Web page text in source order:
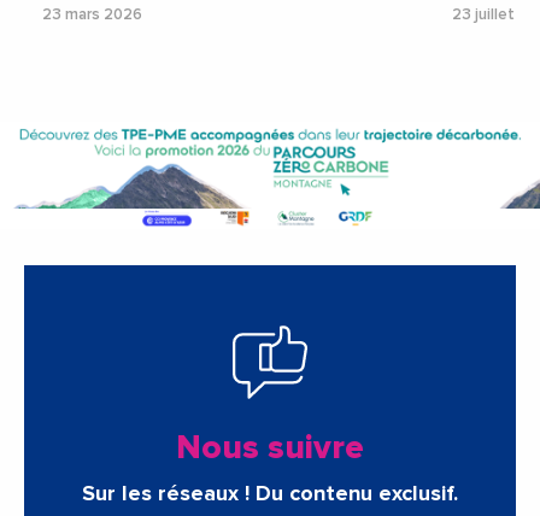
23 mars 2026 23 juillet
Nous suivre
Sur les réseaux ! Du contenu exclusif.